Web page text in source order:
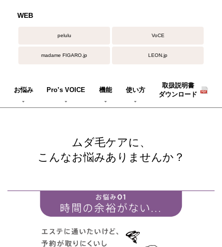
WEB
pelulu VoCE
madame FIGARO.jp LEON.jp
お悩み Pro’s VOICE 機能 使い方
取扱説明書
ダウンロード
ムダ毛ケアに、
こんなお悩みありませんか？